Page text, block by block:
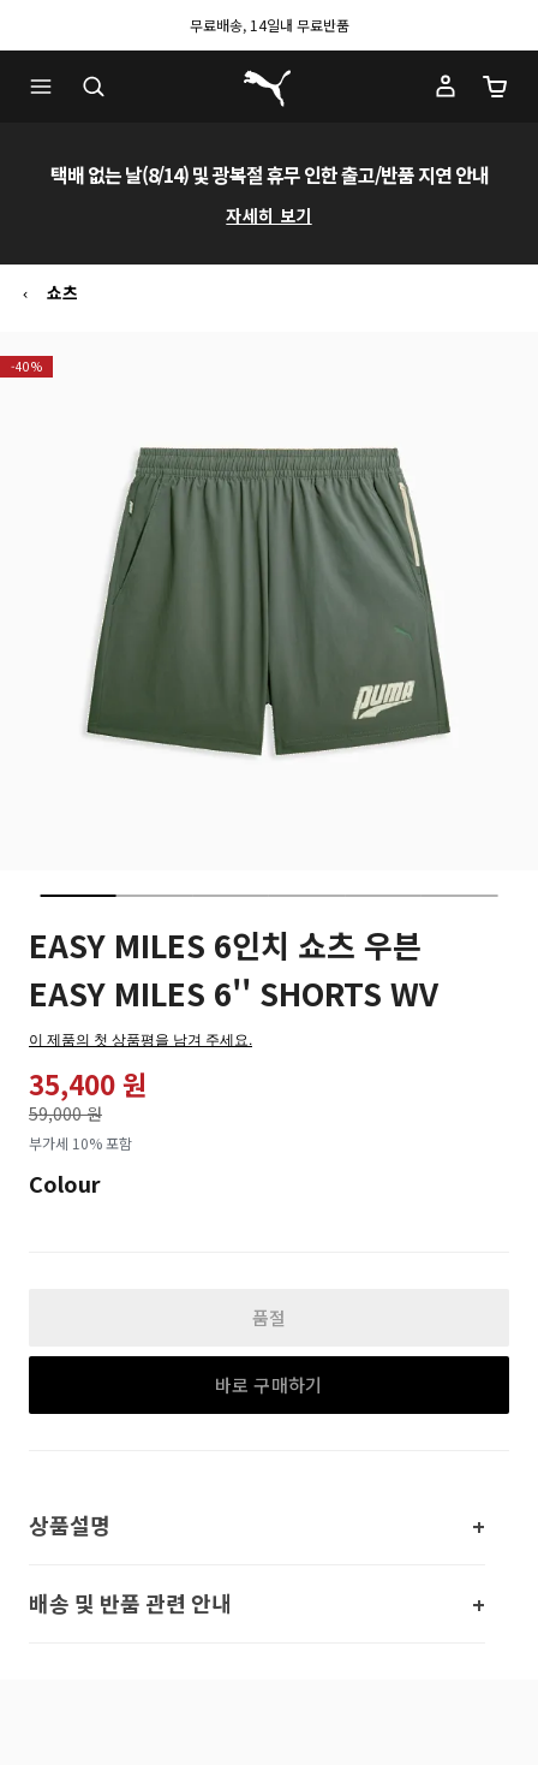
무료배송, 14일내 무료반품
푸마 홈
장바
택배 없는 날(8/14) 및 광복절 휴무 인한 출고/반품 지연 안내
자세히 보기
쇼츠
-40%
EASY MILES 6인치 쇼츠 우븐
EASY MILES 6'' SHORTS WV
이 제품의 첫 상품평을 남겨 주세요.
35,400 원
59,000 원
로
부가세 10% 포함
Colour
품절
바로 구매하기
상품설명
배송 및 반품 관련 안내